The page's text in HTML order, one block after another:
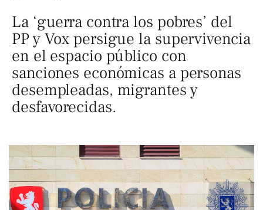
La ‘guerra contra los pobres’ del
PP y Vox persigue la supervivencia
en el espacio público con
sanciones económicas a personas
desempleadas, migrantes y
desfavorecidas.